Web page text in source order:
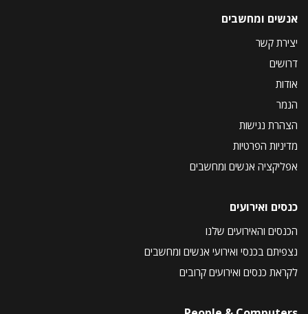
אנשים ומחשבים
יצירת קשר
דרושים
אודות
הנמר
הצהרת נגישות
מדיניות הפרטיות
אפליקציה אנשים ומחשבים
כנסים ואירועים
הכנסים והאירועים שלנו
נצפיתם בכנסי ואירועי אנשים ומחשבים
לקראת כנסים ואירועים קרובים